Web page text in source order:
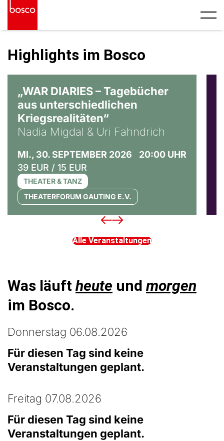
Highlights im Bosco
„WAR DIARIES – Tagebücher
aus unterschiedlichen
Kriegsrealitäten“
Nadia Migdal & Uri Fahndrich
MI., 30. SEPTEMBER 2026
20:00 UHR
39 EUR / 15 EUR
THEATER & TANZ
THEATERFORUM GAUTING E.V.
Alle Veranstaltungen
Was läuft heute und morgen
im Bosco.
Donnerstag 06.08.2026
Für diesen Tag sind keine
Veranstaltungen geplant.
Freitag 07.08.2026
Für diesen Tag sind keine
Veranstaltungen geplant.